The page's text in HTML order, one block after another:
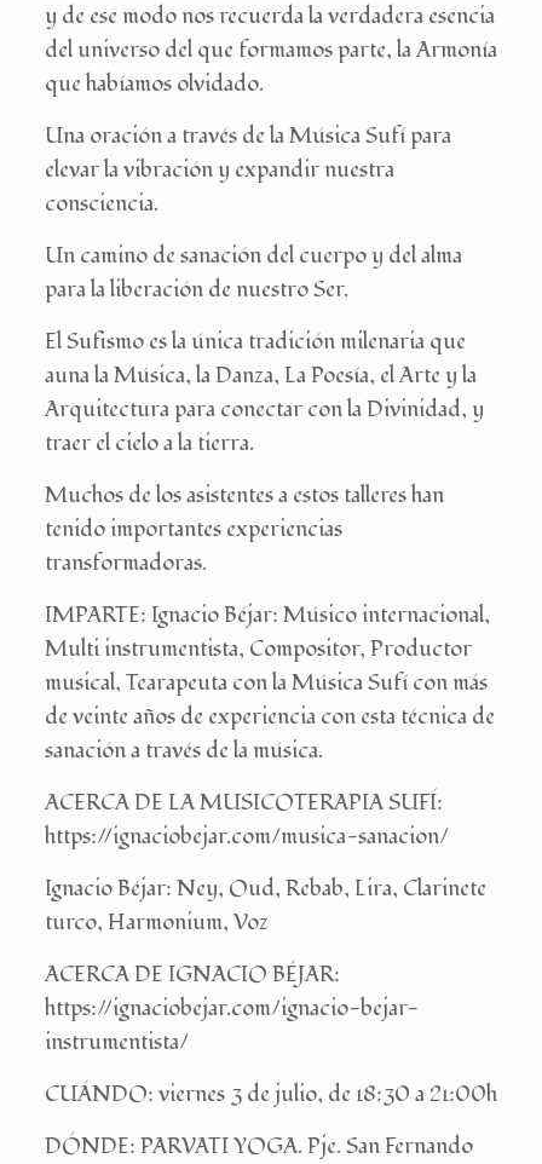
y de ese modo nos recuerda la verdadera esencia
del universo del que formamos parte, la Armonía
que habíamos olvidado.
Una oración a través de la Música Sufí para
elevar la vibración y expandir nuestra
consciencia.
Un camino de sanación del cuerpo y del alma
para la liberación de nuestro Ser.
El Sufismo es la única tradición milenaria que
auna la Música, la Danza, La Poesía, el Arte y la
Arquitectura para conectar con la Divinidad, y
traer el cielo a la tierra.
Muchos de los asistentes a estos talleres han
tenido importantes experiencias
transformadoras.
IMPARTE: Ignacio Béjar: Músico internacional,
Multi instrumentista, Compositor, Productor
musical, Tearapeuta con la Música Sufí con más
de veinte años de experiencia con esta técnica de
sanación a través de la música.
ACERCA DE LA MUSICOTERAPIA SUFÍ:
https://ignaciobejar.com/musica-sanacion/
Ignacio Béjar: Ney, Oud, Rebab, Lira, Clarinete
turco, Harmonium, Voz
ACERCA DE IGNACIO BÉJAR:
https://ignaciobejar.com/ignacio-bejar-
instrumentista/
CUÁNDO: viernes 3 de julio, de 18:30 a 21:00h
DÓNDE: PARVATI YOGA. Pje. San Fernando